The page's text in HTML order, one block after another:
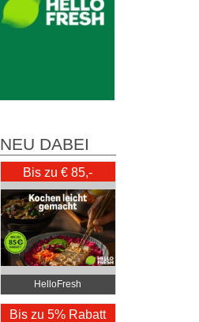
NEU DABEI
Bis zu € 85,-
Rabatt
HelloFresh
Bis zu 5% Rabatt